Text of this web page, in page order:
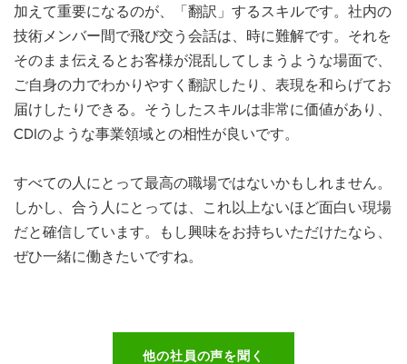
加えて重要になるのが、「翻訳」するスキルです。社内の
技術メンバー間で飛び交う会話は、時に難解です。それを
そのまま伝えるとお客様が混乱してしまうような場面で、
ご自身の力でわかりやすく翻訳したり、表現を和らげてお
届けしたりできる。そうしたスキルは非常に価値があり、
CDIのような事業領域との相性が良いです。
すべての人にとって最高の職場ではないかもしれません。
しかし、合う人にとっては、これ以上ないほど面白い現場
だと確信しています。もし興味をお持ちいただけたなら、
ぜひ一緒に働きたいですね。
他の社員の声を聞く